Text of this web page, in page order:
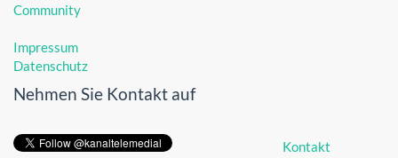
Community
Impressum
Datenschutz
Nehmen Sie Kontakt auf
Kontakt